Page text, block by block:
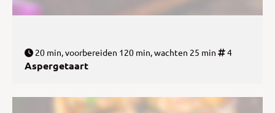
20 min, voorbereiden 120 min, wachten 25 min 4
Aspergetaart